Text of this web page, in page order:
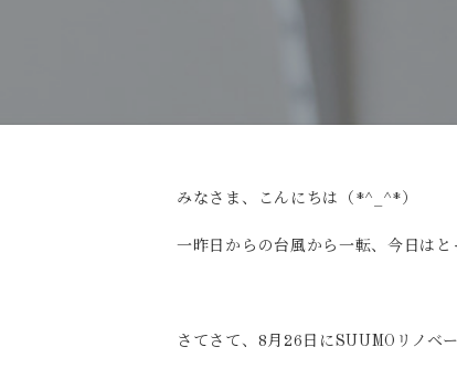
みなさま、こんにちは（*^_^*）
一昨日からの台風から一転、今日は
さてさて、8月26日にSUUMOリノベ